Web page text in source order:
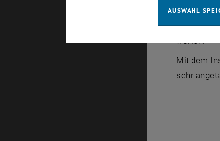
Rektorat
räumliche
warten.
Mit dem
sehr
AUSWAHL